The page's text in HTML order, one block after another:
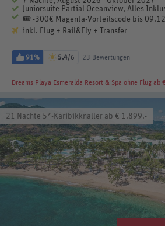
Juniorsuite Partial Oceanview, Alles
🎟️ -300€ Magenta-Vorteilscode bis
inkl. Flug + Rail&Fly + Transfer
91% 5,4/6 23 Bewertungen
Dreams Playa Esmeralda Resort & Spa ohne Flug ab
21 Nächte 5*-Karibikknaller ab € 1.899.-